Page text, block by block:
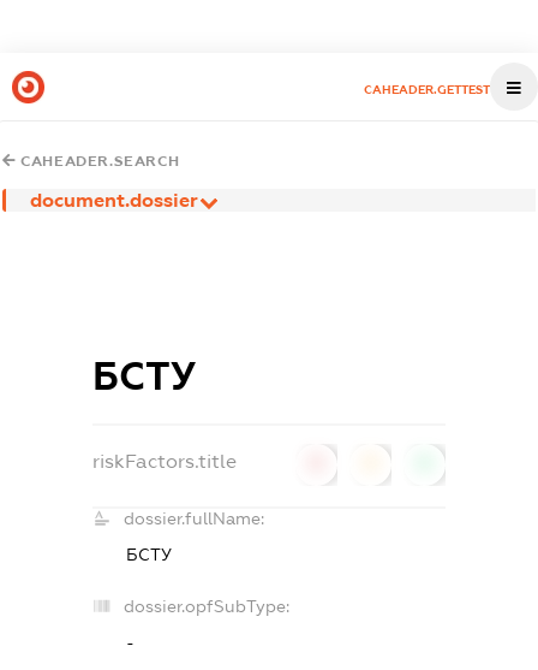
CAHEADER.GETTEST
CAHEADER.SEARCH
document.dossier
БСТУ
riskFactors.title
dossier.fullName:
БСТУ
dossier.opfSubType:
-